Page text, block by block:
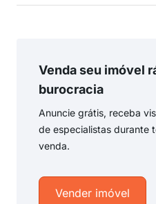
Venda seu imóvel
burocracia
Anuncie grátis, receba
de especialistas durante
venda.
Vender imóvel